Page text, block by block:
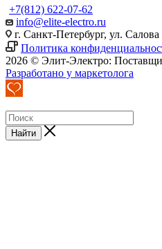
+7(812) 622-07-62
info@elite-electro.ru
г. Санкт-Петербург, ул.
Политика
2026 © Элит-Электро:
Разработано у маркетолога
Найти